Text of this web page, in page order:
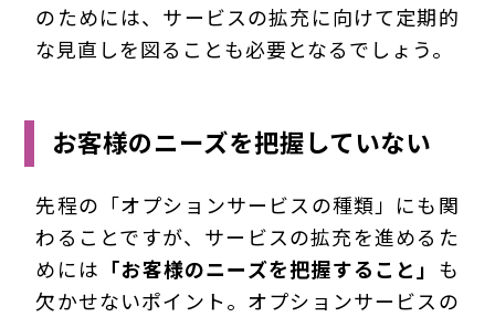
のためには、サービスの拡充に向けて定期的
な見直しを図ることも必要となるでしょう。
お客様のニーズを把握していない
先程の「オプションサービスの種類」にも関
わることですが、サービスの拡充を進めるた
めには 「お客様のニーズを把握すること」 も
欠かせないポイント。オプションサービスの